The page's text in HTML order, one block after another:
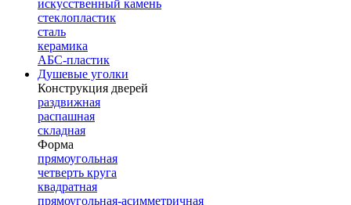
искусственный камень
стеклопластик
сталь
керамика
АБС-пластик
Душевые уголки
Конструкция дверей
раздвижная
распашная
складная
Форма
прямоугольная
четверть круга
квадратная
прямоугольная-асимметричная